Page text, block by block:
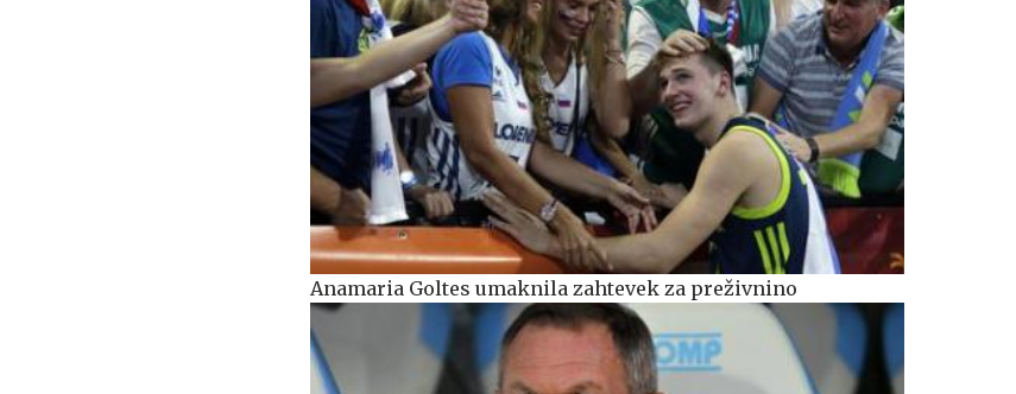
Anamaria Goltes umaknila zahtevek za preživnino